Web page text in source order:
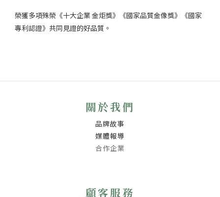
榮獲多項殊榮《十大企業 金炬獎》《國家品質金像獎》《國家
專利認證》共同見證的好品質。
關於我們
品牌故事
媒體報導
合作企業
顧客服務